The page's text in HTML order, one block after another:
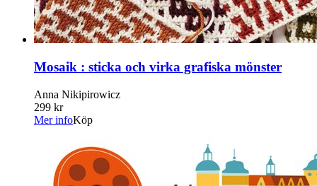
Mosaik : sticka och virka grafiska mönster
Anna Nikipirowicz
299 kr
Mer infoKöp